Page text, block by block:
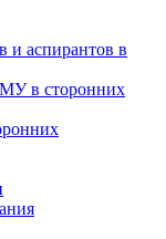
и аспирантов в
в сторонних